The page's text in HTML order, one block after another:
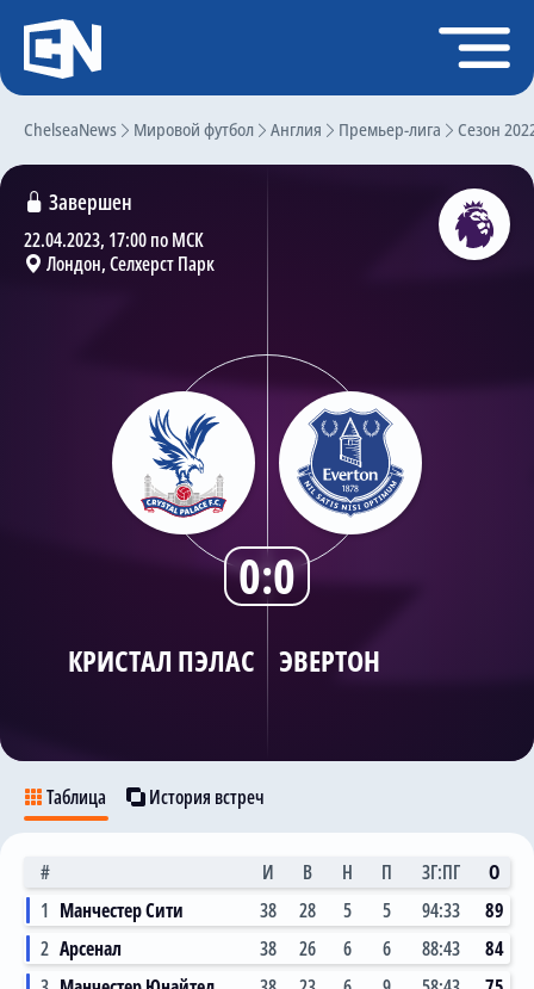
ChelseaNews Мировой футбол Англия Премьер-лига Сезон
КРИСТАЛ ПЭЛАС ЭВЕРТОН
Завершен
22.04.2023, 17:00 по МСК
Лондон, Селхерст Парк
0:0
Таблица История встреч
# И В Н П ЗГ:ПГ
О
1 Манчестер Сити 38 28 5 5 94:33
89
2 Арсенал 38 26 6 6 88:43
84
Регистрация
Главная
Чат
Трансферы
Статистика
Календарь игр
Состав команды
Поиск по сайту
О сайте